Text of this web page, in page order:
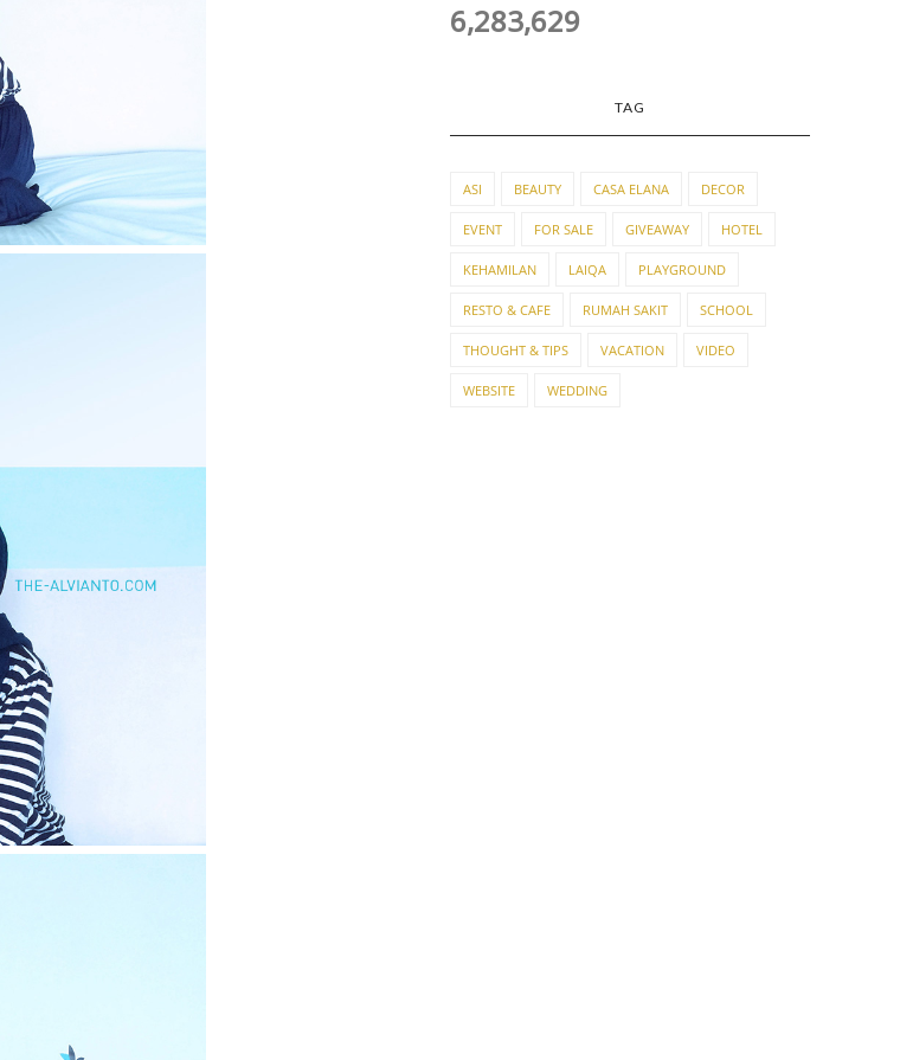
6,283,629
TAG
ASI BEAUTY CASA ELANA DECOR
EVENT FOR SALE GIVEAWAY HOTEL
KEHAMILAN LAIQA PLAYGROUND
RESTO & CAFE RUMAH SAKIT SCHOOL
THOUGHT & TIPS VACATION VIDEO
WEBSITE WEDDING